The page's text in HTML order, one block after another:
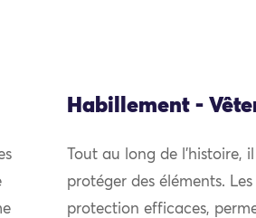
Habillement -
Tout au long de
protéger des éléments.
protection efficaces,